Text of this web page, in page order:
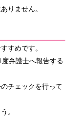
りません。
すめです。
弁護士へ報告する
チェックを行って
。